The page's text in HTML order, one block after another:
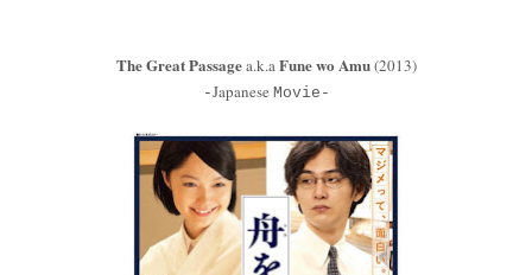
The Great Passagea.k.aFune wo Amu(2013)
-Japanese Movie-